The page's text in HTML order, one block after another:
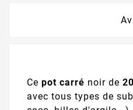
Ce pot carré noir de
avec tous types de